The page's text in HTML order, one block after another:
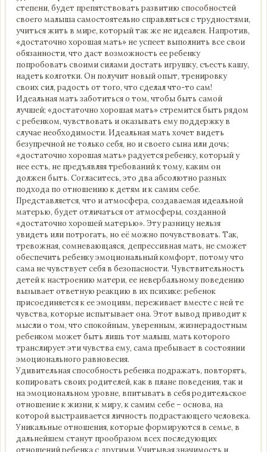
степени, будет препятствовать развитию способностей
своего малыша самостоятельно справляться с трудностями,
учиться жить в мире, который так же не идеален. Напротив,
«достаточно хорошая мать» не успеет выполнить все свои
обязанности, что даст возможность ее ребенку
попробовать своими силами достать игрушку, съесть кашу,
надеть колготки. Он получит новый опыт, тренировку
своих сил, радость от того, что сделал что-то сам!
Идеальная мать заботиться о том, чтобы быть самой
лучшей; «достаточно хорошая мать» стремится быть рядом
с ребенком, чувствовать и оказывать ему поддержку в
случае необходимости. Идеальная мать хочет видеть
безупречной не только себя, но и своего сына или дочь;
«достаточно хорошая мать» радуется ребенку, который у
нее есть, не предъявляя требований к тому, каким он
должен быть. Согласитесь, это два абсолютно разных
подхода по отношению к детям и к самим себе.
Представляется, что и атмосфера, создаваемая идеальной
матерью, будет отличаться от атмосферы, созданной
«достаточно хорошей матерью». Эту разницу нельзя
увидеть или потрогать, но её можно почувствовать. Так,
тревожная, сомневающаяся, депрессивная мать, не сможет
обеспечить ребенку эмоциональный комфорт, потому что
сама не чувствует себя в безопасности. Чувствительность
детей к настроению матери, ее невербальному поведению
вызывает ответную реакцию в их психике: ребенок
присоединяется к ее эмоциям, переживает вместе с ней те
чувства, которые испытывает она. Этот вывод приводит к
мысли о том, что спокойным, уверенным, жизнерадостным
ребенком может быть лишь тот малыш, мать которого
транслирует эти чувства ему, сама пребывает в состоянии
эмоционального равновесия.
Удивительная способность ребенка подражать, повторять,
копировать своих родителей, как в плане поведения, так и
на эмоциональном уровне, впитывать в себя родительское
отношение к жизни, к миру, к самим себе – основа, на
которой выстраивается личность подрастающего человека.
Уникальные отношения, которые формируются в семье, в
дальнейшем станут прообразом всех последующих
отношений ребенка с другими. Учитывая значимость и